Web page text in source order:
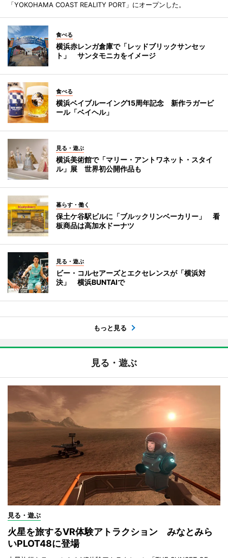
「YOKOHAMA COAST REALITY PORT」にオープンした。
食べる
横浜赤レンガ倉庫で「レッドブリックサンセッ
ト」 サンタモニカをイメージ
食べる
横浜ベイブルーイング15周年記念 新作ラガービ
ール「ベイヘル」
見る・遊ぶ
横浜美術館で「マリー・アントワネット・スタイ
ル」展 世界初公開作品も
暮らす・働く
保土ケ谷駅ビルに「ブルックリンベーカリー」 看
板商品は高加水ドーナツ
見る・遊ぶ
ビー・コルセアーズとエクセレンスが「横浜対
決」 横浜BUNTAIで
もっと見る
見る・遊ぶ
見る・遊ぶ
火星を旅するVR体験アトラクション みなとみら
いPLOT48に登場